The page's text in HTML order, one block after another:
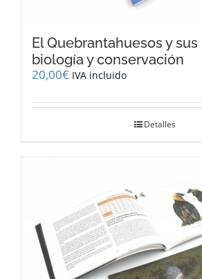
El Quebrantahuesos y
biología y conservación
20,00€ IVA incluido
Detalles